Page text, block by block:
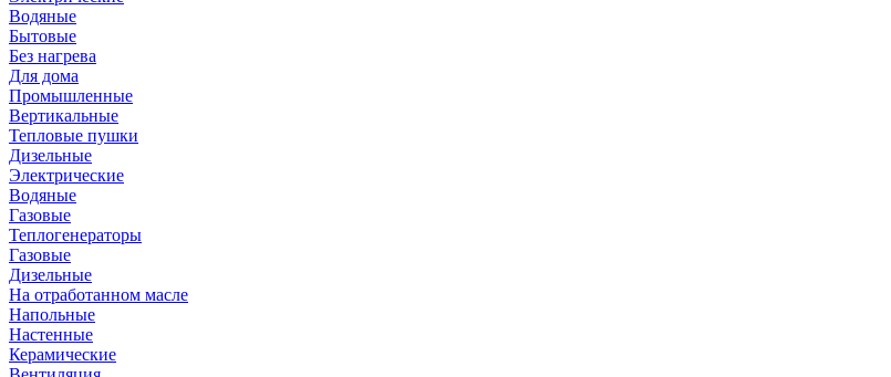
Водяные
Бытовые
Без нагрева
Для дома
Промышленные
Вертикальные
Тепловые пушки
Дизельные
Электрические
Водяные
Газовые
Теплогенераторы
Газовые
Дизельные
На отработанном масле
Напольные
Настенные
Керамические